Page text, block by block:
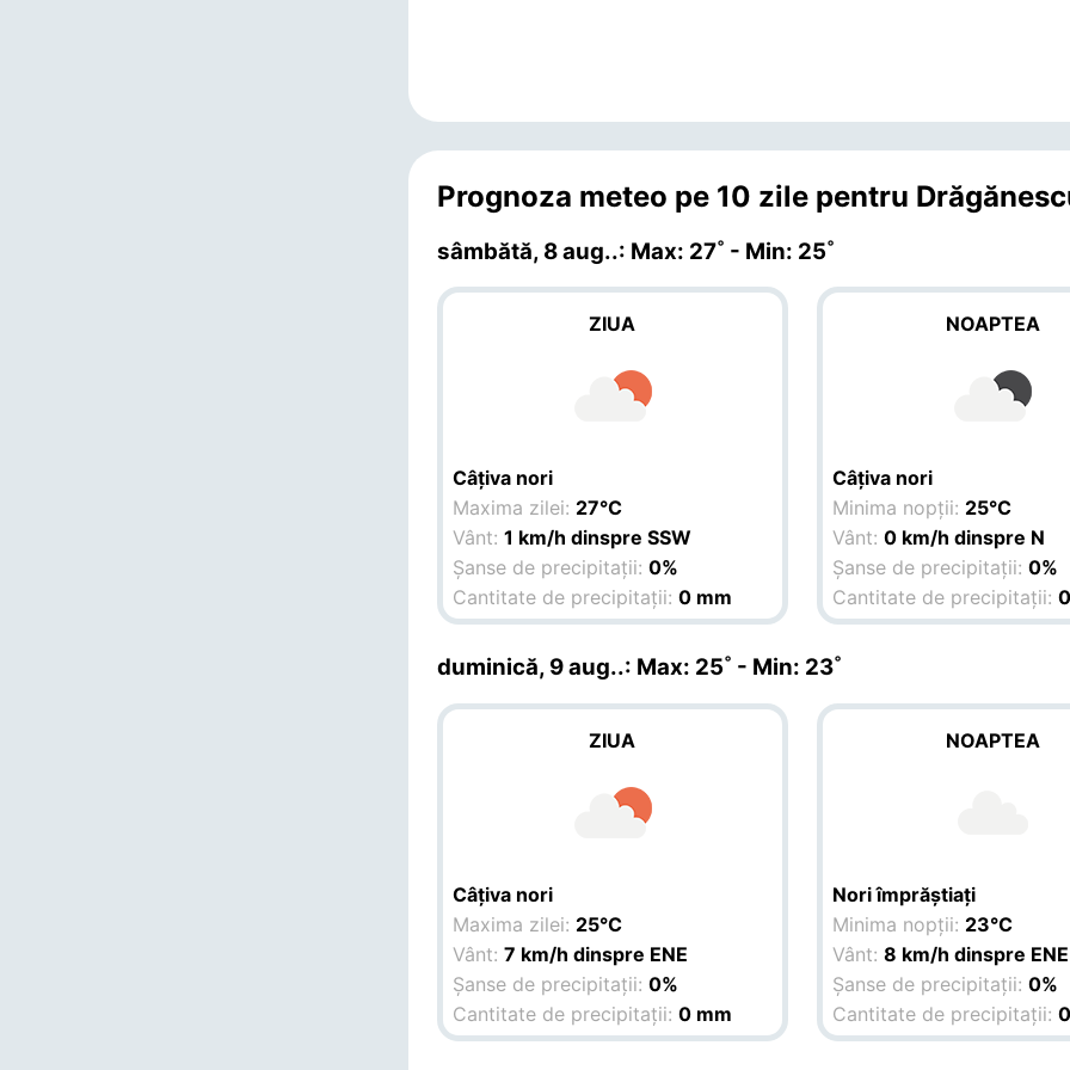
Prognoza meteo pe 10 zile pentru
sâmbătă, 8 aug..: Max: 27˚ - Min: 25˚
ZIUA
Câțiva nori
Maxima zilei: 27°C
Vânt:1 km/h dinspre SSW
Șanse de precipitații:0%
Cantitate de precipitații:0 mm
NOAPTEA
Câțiva nori
Minima nopții: 25°C
Vânt:0 km/h dinspre N
Șanse de precipitații:0%
Cantitate de precipitații:
duminică, 9 aug..: Max: 25˚ - Min: 23˚
ZIUA
Câțiva nori
Maxima zilei: 25°C
Vânt:7 km/h dinspre ENE
Șanse de precipitații:0%
Cantitate de precipitații:0 mm
NOAPTEA
Nori împrăștiați
Minima nopții: 23°C
Vânt:8 km/h dinspre ENE
Șanse de precipitații:0%
Cantitate de precipitații: